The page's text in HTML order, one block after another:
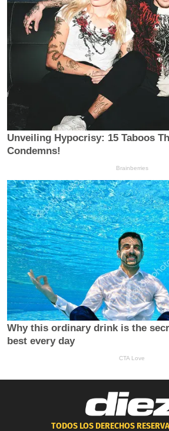
TODOS LOS DERECHOS